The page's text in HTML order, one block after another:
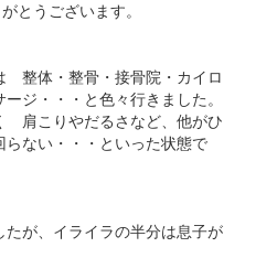
とうございます。
整体・整骨・接骨院・カイロ
ジ・・・と色々行きました。
肩こりやだるさなど、他がひ
らない・・・といった状態で
が、イライラの半分は息子が